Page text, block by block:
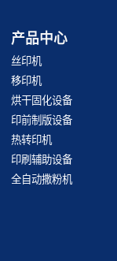
产品中心
丝印机
移印机
烘干固化设备
印前制版设备
热转印机
印刷辅助设备
全自动撒粉机